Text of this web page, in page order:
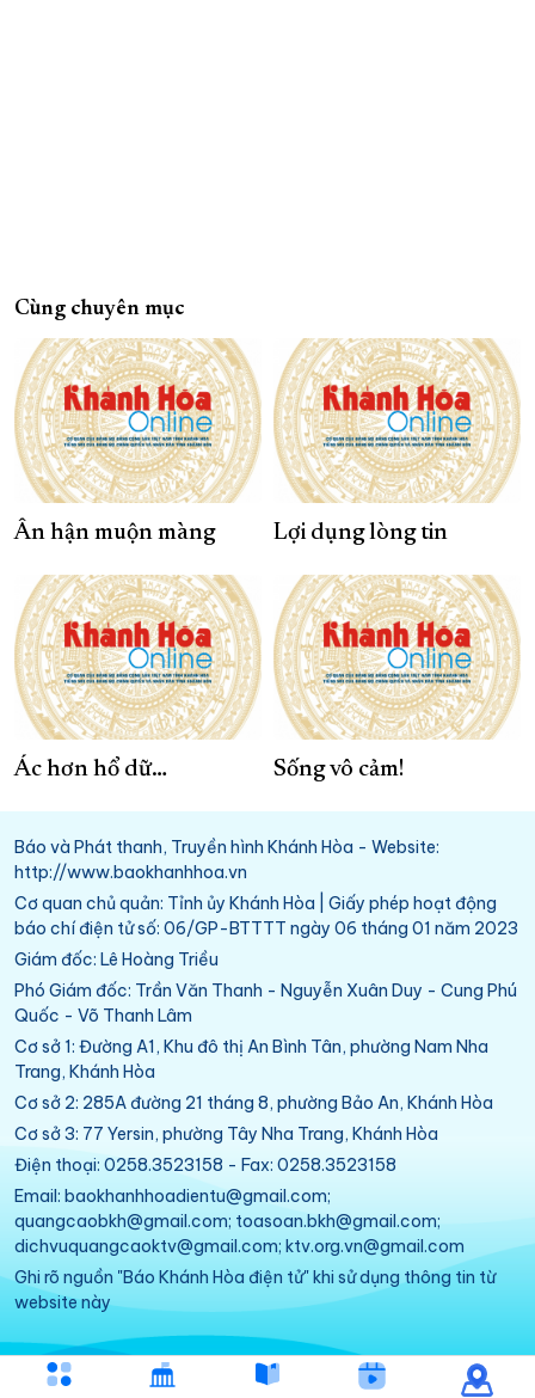
Cùng chuyên mục
Ân hận muộn màng Lợi dụng lòng tin
Ác hơn hổ dữ… Sống vô cảm!
Báo và Phát thanh, Truyền hình Khánh Hòa - Website:
http://www.baokhanhhoa.vn
Cơ quan chủ quản: Tỉnh ủy Khánh Hòa | Giấy phép hoạt động
báo chí điện tử số: 06/GP-BTTTT ngày 06 tháng 01 năm 2023
Giám đốc: Lê Hoàng Triều
Phó Giám đốc: Trần Văn Thanh - Nguyễn Xuân Duy - Cung Phú
Quốc - Võ Thanh Lâm
Cơ sở 1: Đường A1, Khu đô thị An Bình Tân, phường Nam Nha
Trang, Khánh Hòa
Cơ sở 2: 285A đường 21 tháng 8, phường Bảo An, Khánh Hòa
Cơ sở 3: 77 Yersin, phường Tây Nha Trang, Khánh Hòa
Điện thoại: 0258.3523158 - Fax: 0258.3523158
Email: baokhanhhoadientu@gmail.com;
quangcaobkh@gmail.com; toasoan.bkh@gmail.com;
dichvuquangcaoktv@gmail.com; ktv.org.vn@gmail.com
Ghi rõ nguồn "Báo Khánh Hòa điện tử" khi sử dụng thông tin từ
website này